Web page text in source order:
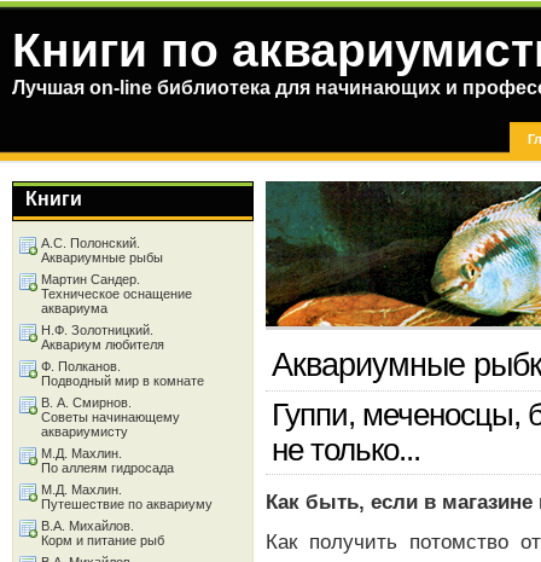
Книги по
Лучшая on-line библиотека для начинающих и
Аквариумные
Гуппи, меченосцы,
не только...
Как быть, если в
Как получить потомство
Книги
А.С. Полонский.
Аквариумные рыбы
Мартин Сандер.
Техническое оснащение
аквариума
Н.Ф. Золотницкий.
Аквариум любителя
Ф. Полканов.
Подводный мир в комнате
В. А. Смирнов.
Советы начинающему
аквариумисту
М.Д. Махлин.
По аллеям гидросада
М.Д. Махлин.
Путешествие по аквариуму
В.А. Михайлов.
Корм и питание рыб